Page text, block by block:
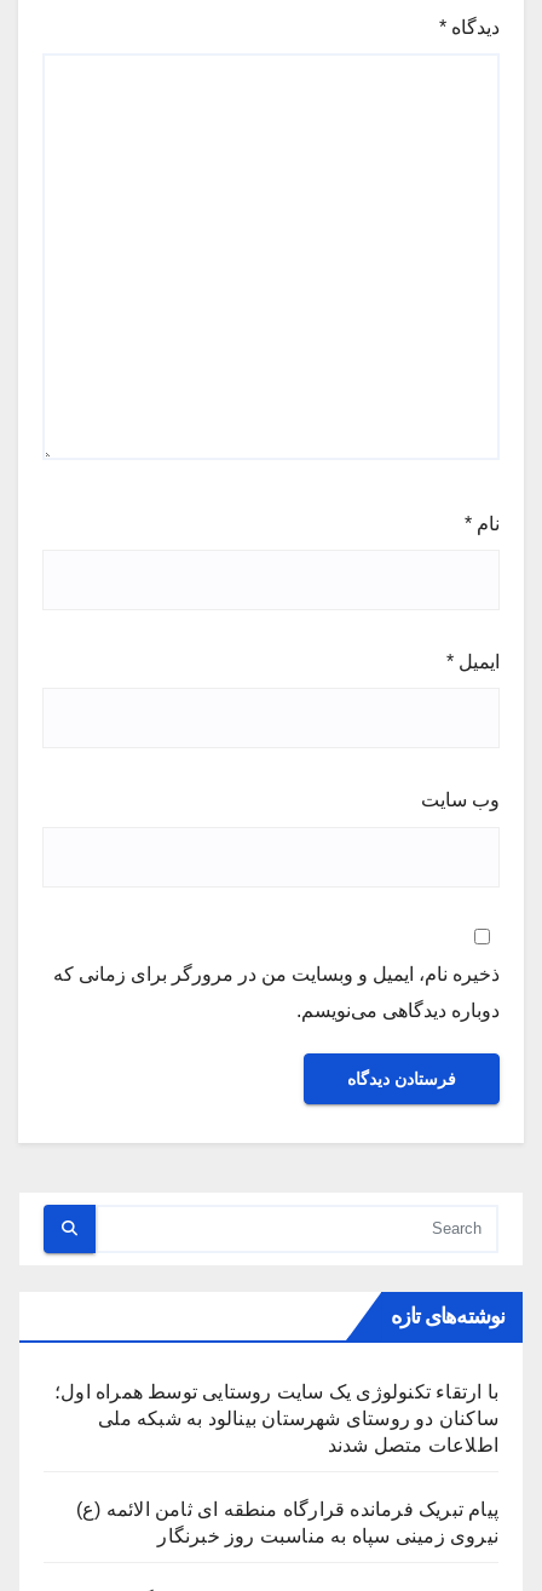
دیدگاه *
نام *
ایمیل *
وب‌ سایت
ذخیره نام، ایمیل و وبسایت من در مرورگر برای زمانی که
دوباره دیدگاهی می‌نویسم.
نوشته‌های تازه
با ارتقاء تکنولوژی یک سایت روستایی توسط همراه اول؛
ساکنان دو روستای شهرستان بینالود به شبکه ملی
اطلاعات متصل شدند
پیام تبریک فرمانده قرارگاه منطقه ای ثامن الائمه (ع)
نیروی زمینی سپاه به مناسبت روز خبرنگار